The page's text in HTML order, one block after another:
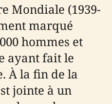
Mondiale (1939-
marqué
hommes et
ayant fait le
À la fin de la
jointe à un